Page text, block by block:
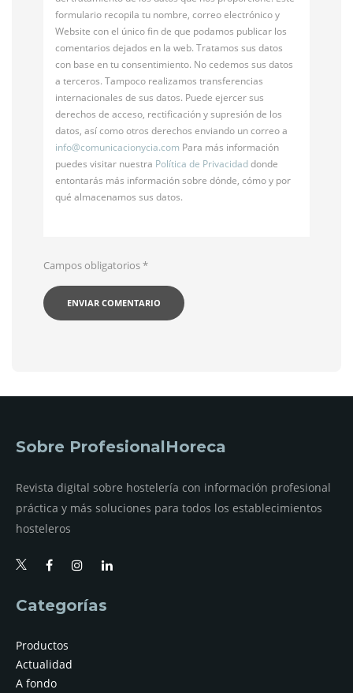
formulario recopila tu nombre, correo electrónico y
Website con el único fin de que podamos publicar los
comentarios dejados en la web. Tratamos sus datos
con base en tu consentimiento. No cedemos sus datos
a terceros. Tampoco realizamos transferencias
internacionales de sus datos. Puede ejercer sus
derechos de acceso, rectificación y supresión de los
datos, así como otros derechos enviando un correo a
info@comunicacionycia.com Para más información
puedes visitar nuestra Política de Privacidaddonde
entontarás más información sobre dónde, cómo y por
qué almacenamos sus datos.
Campos obligatorios*
Sobre ProfesionalHoreca
Revista digital sobre hostelería con información profesional
práctica y más soluciones para todos los establecimientos
hosteleros
Categorías
Productos
Actualidad
A fondo